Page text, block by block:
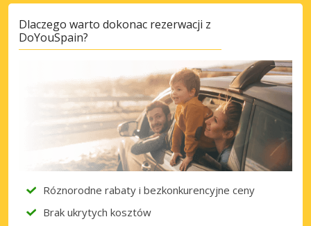
Dlaczego warto dokonac rezerwacji z
DoYouSpain?
Róznorodne rabaty i bezkonkurencyjne ceny
Brak ukrytych kosztów